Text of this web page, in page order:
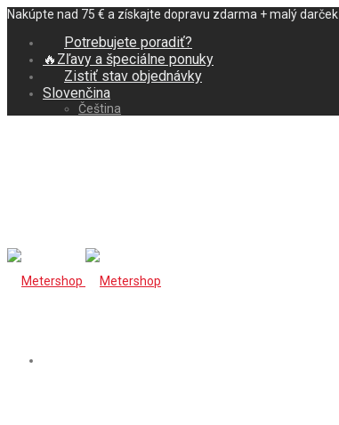
Nakúpte nad 75 € a získajte dopravu zdarma + malý darček
Potrebujete poradiť?
🔥Zľavy a špeciálne ponuky
Zistiť stav objednávky
Slovenčina
Čeština